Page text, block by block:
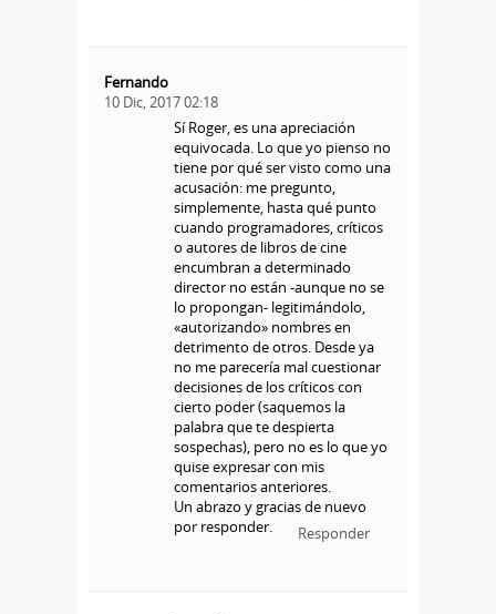
Fernando
10 Dic, 2017 02:18
Sí Roger, es una apreciación
equivocada. Lo que yo pienso no
tiene por qué ser visto como una
acusación: me pregunto,
simplemente, hasta qué punto
cuando programadores, críticos
o autores de libros de cine
encumbran a determinado
director no están -aunque no se
lo propongan- legitimándolo,
«autorizando» nombres en
detrimento de otros. Desde ya
no me parecería mal cuestionar
decisiones de los críticos con
cierto poder (saquemos la
palabra que te despierta
sospechas), pero no es lo que yo
quise expresar con mis
comentarios anteriores.
Un abrazo y gracias de nuevo
por responder.
Responder